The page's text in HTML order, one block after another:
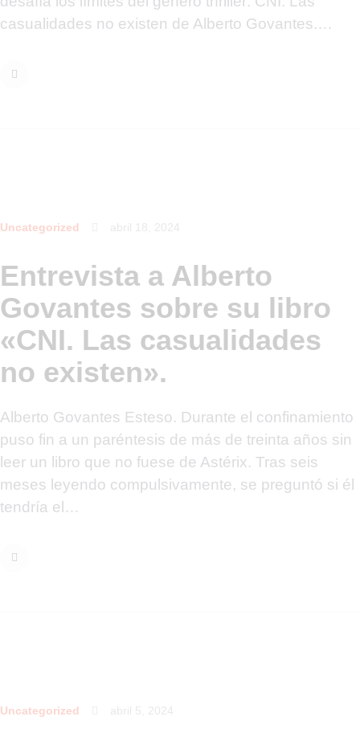
casualidades no existen de Alberto Govantes.…
Uncategorized abril 18, 2024
Entrevista a Alberto
Govantes sobre su libro
«CNI. Las casualidades
no existen».
Alberto Govantes Esteso. Durante el confinamiento
puso fin a un paréntesis de más de treinta años sin
leer un libro que no fuese de Astérix. Tras seis
meses leyendo compulsivamente, se preguntó si él
tendría el…
Uncategorized abril 5, 2024